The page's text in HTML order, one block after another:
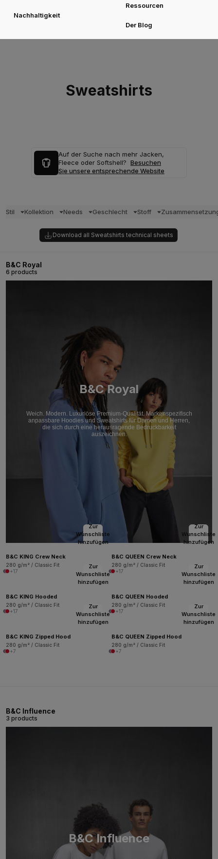
Nachhaltigkeit
Ressourcen
Der Blog
Sweatshirts
Auf der Suche nach mehr Jacken,
Fleece oder Softshell? Besuchen
Sie unsere entsprechende Website
Stil Kollektion Needs Geschlecht Stoff
Download all Sweatshirts technical sheets
B&C Royal
6 products
B&C Royal
Weich. Modern. Luxuriöse Premium-Qualität. Markenspezifisch
anpassbare Hoodies und Sweatshirts für Damen und Herren,
die sich durch eine herausragende Bedruckbarkeit
auszeichnen.
Zur
Wunschliste
hinzufügen
B&C KING Crew Neck
280 g/m² / Classic Fit
+17
Zur
Wunschliste
hinzufügen
B&C QUEEN Crew Neck
280 g/m² / Classic Fit
+17
Zur
Wunschliste
hinzufügen
B&C KING Hooded
280 g/m² / Classic Fit
+17
Zur
Wunschliste
hinzufügen
B&C QUEEN Hooded
280 g/m² / Classic Fit
+17
Zur
Wunschliste
hinzufügen
B&C KING Zipped Hood
280 g/m² / Classic Fit
+7
Zur
Wunschliste
hinzufügen
B&C QUEEN Zipped Hood
280 g/m² / Classic Fit
+7
B&C Influence
3 products
B&C Influence